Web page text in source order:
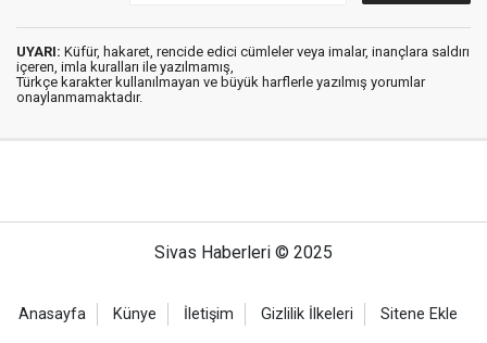
UYARI: Küfür, hakaret, rencide edici cümleler veya imalar, inançlara saldırı
içeren, imla kuralları ile yazılmamış,
Türkçe karakter kullanılmayan ve büyük harflerle yazılmış yorumlar
onaylanmamaktadır.
Sivas Haberleri © 2025
Anasayfa Künye İletişim Gizlilik İlkeleri Sitene Ekle